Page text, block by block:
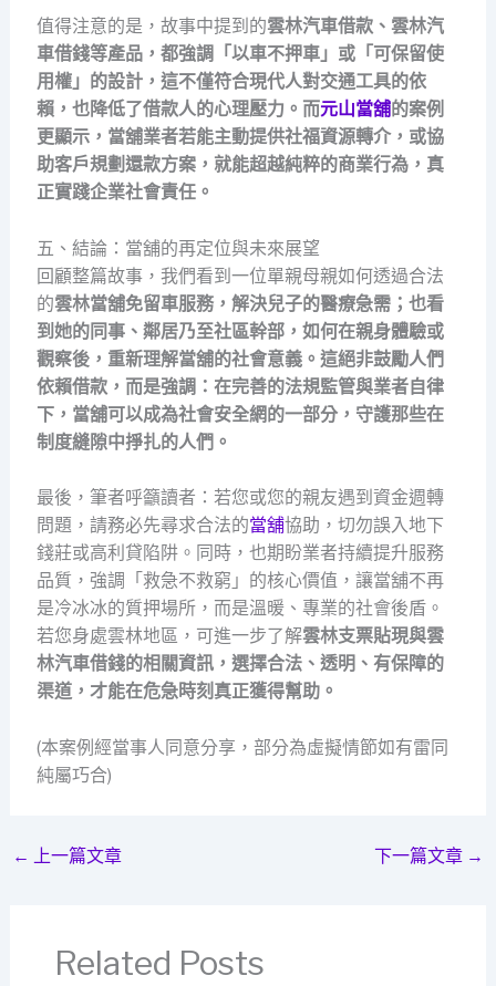
值得注意的是，故事中提到的雲林汽車借款、 雲林汽
車借錢等產品，都強調「以車不押車」或「可保留使
用權」的設計，這不僅符合現代人對交通工具的依
賴，也降低了借款人的心理壓力。而元山當舖的案例
更顯示，當舖業者若能主動提供社福資源轉介，或協
助客戶規劃還款方案，就能超越純粹的商業行為，真
正實踐企業社會責任。
五、結論：當舖的再定位與未來展望
回顧整篇故事，我們看到一位單親母親如何透過合法
的雲林當舖免留車服務，解決兒子的醫療急需；也看
到她的同事、鄰居乃至社區幹部，如何在親身體驗或
觀察後，重新理解當舖的社會意義。這絕非鼓勵人們
依賴借款，而是強調：在完善的法規監管與業者自律
下，當舖可以成為社會安全網的一部分，守護那些在
制度縫隙中掙扎的人們。
最後，筆者呼籲讀者：若您或您的親友遇到資金週轉
問題，請務必先尋求合法的當舖協助，切勿誤入地下
錢莊或高利貸陷阱。同時，也期盼業者持續提升服務
品質，強調「救急不救窮」的核心價值，讓當舖不再
是冷冰冰的質押場所，而是溫暖、專業的社會後盾。
若您身處雲林地區，可進一步了解雲林支票貼現與雲
林汽車借錢的相關資訊，選擇合法、透明、有保障的
渠道，才能在危急時刻真正獲得幫助。
(本案例經當事人同意分享，部分為虛擬情節如有雷同
純屬巧合)
← 上一篇文章 下一篇文章 →
Related Posts